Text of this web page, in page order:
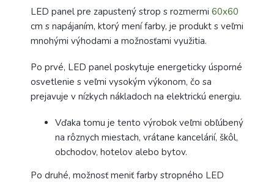
LED panel pre zapustený strop s rozmermi 60x60
cm s napájaním, ktorý mení farby, je produkt s veľmi
mnohými výhodami a možnosťami využitia.
Po prvé, LED panel poskytuje energeticky úsporné
osvetlenie s veľmi vysokým výkonom, čo sa
prejavuje v nízkych nákladoch na elektrickú energiu.
Vďaka tomu je tento výrobok veľmi obľúbený
na rôznych miestach, vrátane kancelárií, škôl,
obchodov, hotelov alebo bytov.
Po druhé, možnosť meniť farby stropného LED